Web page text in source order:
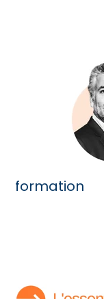
formation